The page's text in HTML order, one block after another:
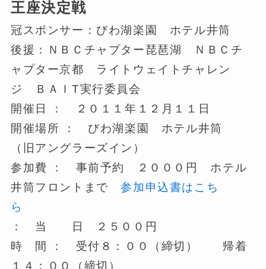
王座決定戦
冠スポンサー：びわ湖楽園 ホテル井筒
後援：ＮＢＣチャプター琵琶湖 ＮＢＣチ
ャプター京都 ライトウェイトチャレン
ジ ＢＡＩT実行委員会
開催日 ： ２０１１年１２月１１日
開催場所 ： びわ湖楽園 ホテル井筒
（旧アングラーズイン）
参加費 ： 事前予約 ２０００円 ホテル
井筒フロントまで参加申込書はこち
ら
： 当 日 ２５００円
時 間 ： 受付８：００（締切） 帰着
１４：００（締切）